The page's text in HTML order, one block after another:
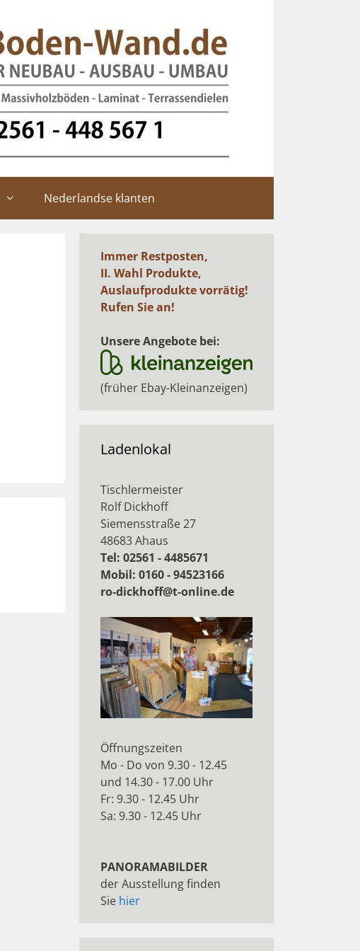
Nederlandse klanten
Immer Restposten,
II. Wahl Produkte,
Auslaufprodukte vorrätig!
Rufen Sie an!
Unsere Angebote bei:
(früher Ebay-Kleinanzeigen)
Ladenlokal
Tischlermeister
Rolf Dickhoff
Siemensstraße 27
48683 Ahaus
Tel: 02561 - 4485671
Mobil: 0160 - 94523166
ro-dickhoff@t-online.de
Öffnungszeiten
Mo - Do von 9.30 - 12.45
und 14.30 - 17.00 Uhr
Fr: 9.30 - 12.45 Uhr
Sa: 9.30 - 12.45 Uhr
PANORAMABILDER
der Ausstellung finden
Sie hier